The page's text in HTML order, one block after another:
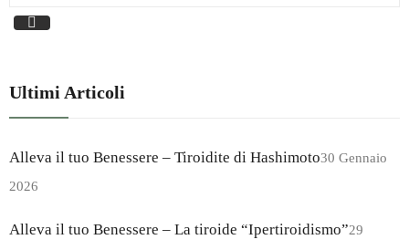
Ultimi Articoli
Alleva il tuo Benessere – Tiroidite di Hashimoto30 Gennaio
2026
Alleva il tuo Benessere – La tiroide “Ipertiroidismo”29